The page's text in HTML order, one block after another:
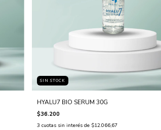
SIN STOCK
HYALU7 BIO SERUM 30G
$36.200
3 cuotas sin interés de $12.066,67